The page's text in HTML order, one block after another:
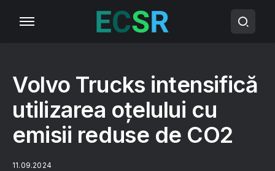
Volvo Trucks intensifică
utilizarea oțelului cu
emisii reduse de CO2
11.09.2024